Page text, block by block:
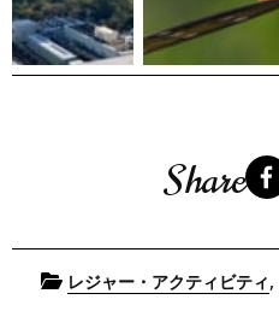
Share
Postedレジャー・アクティビティ,